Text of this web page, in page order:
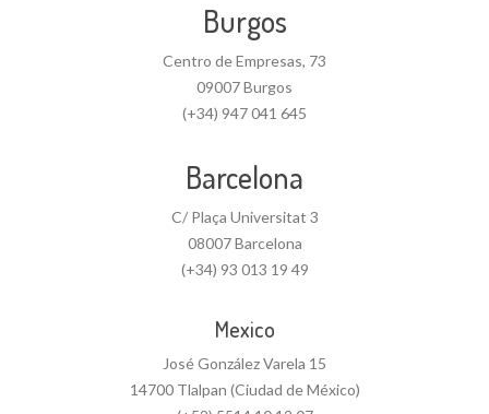
Burgos
Centro de Empresas, 73
09007 Burgos
(+34) 947 041 645
Barcelona
C/ Plaça Universitat 3
08007 Barcelona
(+34) 93 013 19 49
Mexico
José González Varela 15
14700 Tlalpan (Ciudad de México)